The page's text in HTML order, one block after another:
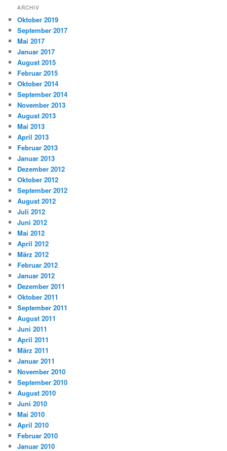
ARCHIV
Oktober 2019
September 2017
Mai 2017
Januar 2017
August 2015
Februar 2015
Oktober 2014
September 2014
November 2013
August 2013
Mai 2013
April 2013
Februar 2013
Januar 2013
Dezember 2012
Oktober 2012
September 2012
August 2012
Juli 2012
Juni 2012
Mai 2012
April 2012
März 2012
Februar 2012
Januar 2012
Dezember 2011
Oktober 2011
September 2011
August 2011
Juni 2011
April 2011
März 2011
Januar 2011
November 2010
September 2010
August 2010
Juni 2010
Mai 2010
April 2010
Februar 2010
Januar 2010